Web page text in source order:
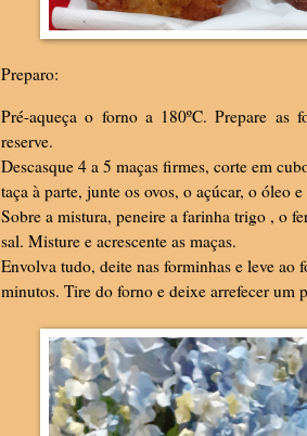
Preparo:
Pré-aqueça o forno a 180ºC. Prepare as
reserve.
Descasque 4 a 5 maças firmes, corte em
taça à parte, junte os ovos, o açúcar, o óleo
Sobre a mistura, peneire a farinha trigo , o
sal. Misture e acrescente as maças.
Envolva tudo, deite nas forminhas e leve ao
minutos. Tire do forno e deixe arrefecer um